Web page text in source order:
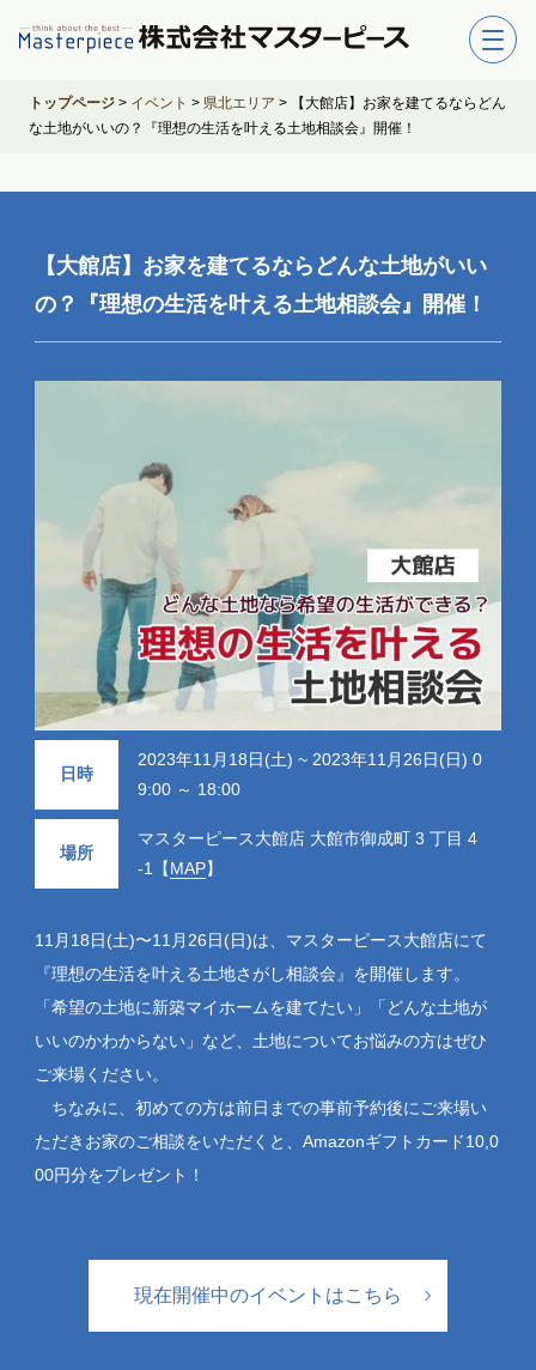
トップページ > イベント > 県北エリア >
【大館店】お家を建てるならどん
な土地がいいの？『理想の生活を叶える土地相談会』開催！
【大館店】お家を建てるならどんな土地がいい
の？『理想の生活を叶える土地相談会』開催！
日時
2023年11月18日(土) ~ 2023年11月26日(日) 0
9:00 ～ 18:00
場所
マスターピース大館店 大館市御成町 3 丁目 4
-1【MAP】
11月18日(土)〜11月26日(日)は、マスターピース大館店にて
『理想の生活を叶える土地さがし相談会』を開催します。
「希望の土地に新築マイホームを建てたい」「どんな土地が
いいのかわからない」など、土地についてお悩みの方はぜひ
ご来場ください。
ちなみに、初めての方は前日までの事前予約後にご来場い
ただきお家のご相談をいただくと、Amazonギフトカード10,0
00円分をプレゼント！
現在開催中のイベントはこちら